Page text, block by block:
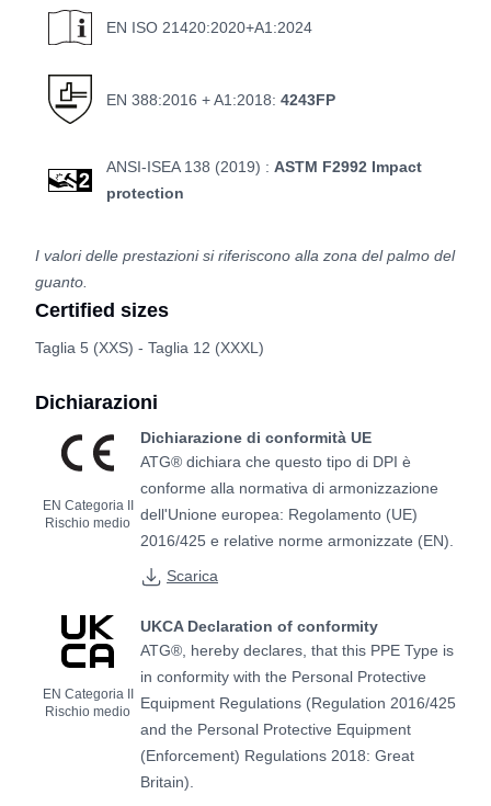
EN ISO 21420:2020+A1:2024
EN 388:2016 + A1:2018: 4243FP
ANSI-ISEA 138 (2019) : ASTM F2992 Impact
protection
I valori delle prestazioni si riferiscono alla zona del palmo del
guanto.
Certified sizes
Taglia 5 (XXS) - Taglia 12 (XXXL)
Dichiarazioni
EN Categoria II
Rischio medio
Dichiarazione di conformità UE
ATG® dichiara che questo tipo di DPI è
conforme alla normativa di armonizzazione
dell'Unione europea: Regolamento (UE)
2016/425 e relative norme armonizzate (EN).
Scarica
EN Categoria II
Rischio medio
UKCA Declaration of conformity
ATG®, hereby declares, that this PPE Type is
in conformity with the Personal Protective
Equipment Regulations (Regulation 2016/425
and the Personal Protective Equipment
(Enforcement) Regulations 2018: Great
Britain).